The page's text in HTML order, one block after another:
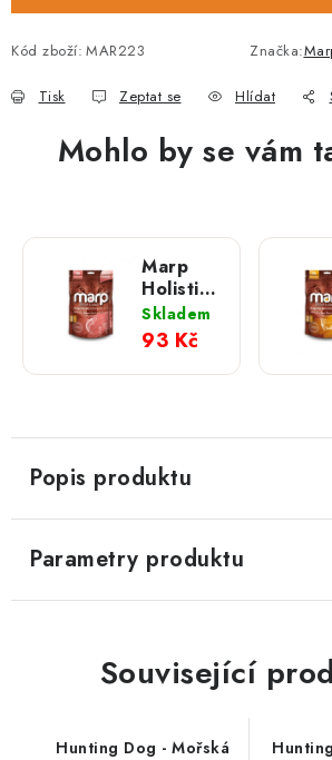
Kód zboží: MAR223 Značka:
Tisk Zeptat se Hlídat
Mohlo by se vám
Marp
Holistic -
Pamlsky
bez
obilovin
-; losos
150 g
Skladem
93 Kč
Popis produktu
Parametry produktu
Související
Hunting Dog - Mořská